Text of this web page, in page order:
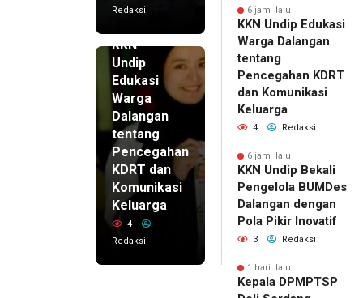
Redaksi
KKN
Undip
Edukasi
Warga
Dalangan
tentang
Pencegahan
KDRT dan
Komunikasi
Keluarga
4
Redaksi
6 jam lalu
KKN Undip Edukasi
Warga Dalangan
tentang
Pencegahan KDRT
dan Komunikasi
Keluarga
4 Redaksi
6 jam lalu
KKN Undip Bekali
Pengelola BUMDes
Dalangan dengan
Pola Pikir Inovatif
3 Redaksi
1 hari lalu
Kepala DPMPTSP